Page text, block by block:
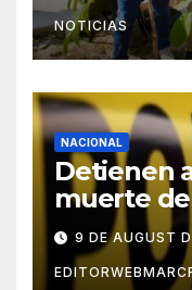
NOTICIAS
NACIONAL
Detienen
muerte
Saltillo
9 DE AUGUST